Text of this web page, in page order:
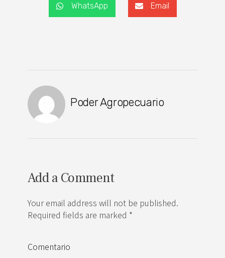
WhatsApp Email
Poder Agropecuario
Add a Comment
Your email address will not be published.
Required fields are marked *
Comentario